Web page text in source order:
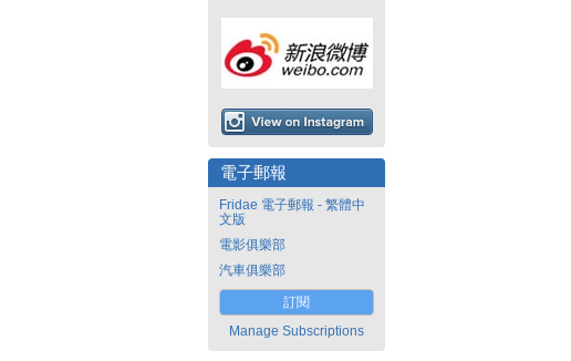
電子郵報
Fridae 電子郵報 - 繁體中
文版
電影俱樂部
汽車俱樂部
訂閱
Manage Subscriptions